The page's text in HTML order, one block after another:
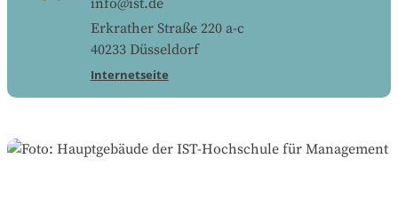
info@ist.de
Erkrather Straße 220 a-c
40233 Düsseldorf
Internetseite